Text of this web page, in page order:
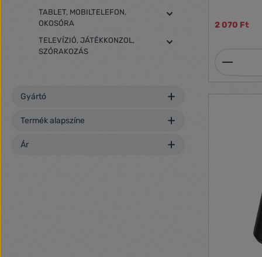
TABLET, MOBILTELEFON,
OKOSÓRA
TELEVÍZIÓ, JÁTÉKKONZOL,
SZÓRAKOZÁS
Gyártó
Termék alapszíne
Ár
2 070 Ft